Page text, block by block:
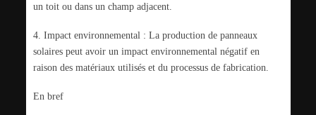
un toit ou dans un champ adjacent.
4. Impact environnemental : La production de panneaux
solaires peut avoir un impact environnemental négatif en
raison des matériaux utilisés et du processus de fabrication.
En bref